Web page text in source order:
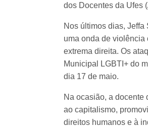
dos Docentes da Ufes
Nos últimos dias,
uma onda de violência
extrema direita. Os
Municipal LGBTI+ do
dia 17 de maio.
Na ocasião, a docente
ao capitalismo,
direitos humanos e à